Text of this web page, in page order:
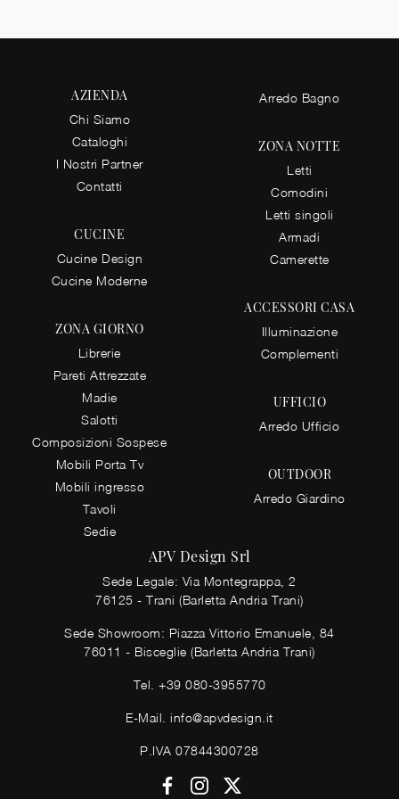
AZIENDA
Chi Siamo
Cataloghi
I Nostri Partner
Contatti
CUCINE
Cucine Design
Cucine Moderne
ZONA GIORNO
Librerie
Pareti Attrezzate
Madie
Salotti
Composizioni Sospese
Mobili Porta Tv
Mobili ingresso
Tavoli
Sedie
Arredo Bagno
ZONA NOTTE
Letti
Comodini
Letti singoli
Armadi
Camerette
ACCESSORI CASA
Illuminazione
Complementi
UFFICIO
Arredo Ufficio
OUTDOOR
Arredo Giardino
APV Design Srl
Sede Legale: Via Montegrappa, 2
76125 - Trani (Barletta Andria Trani)
Sede Showroom: Piazza Vittorio Emanuele, 84
76011 - Bisceglie (Barletta Andria Trani)
Tel. +39 080-3955770
E-Mail.info@apvdesign.it
P.IVA 07844300728